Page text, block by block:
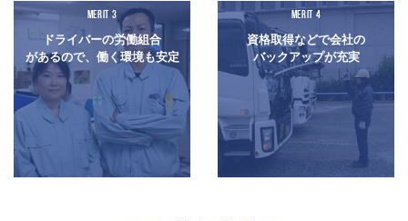
MERIT 3
ドライバーの労働組合
があるので、 働く環境も安定
MERIT 4
資格取得などで会社の
バックアップが充実